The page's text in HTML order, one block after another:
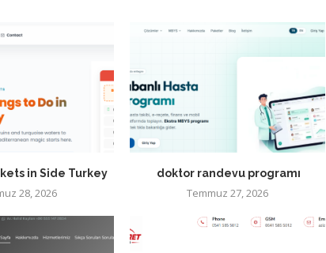
in Side Turkey
28, 2026
doktor randevu programı
Temmuz 27, 2026